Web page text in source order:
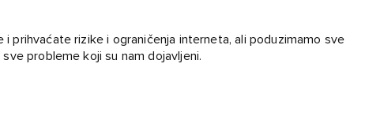
prihvaćate rizike i ograničenja interneta, ali poduzimamo sve
probleme koji su nam dojavljeni.